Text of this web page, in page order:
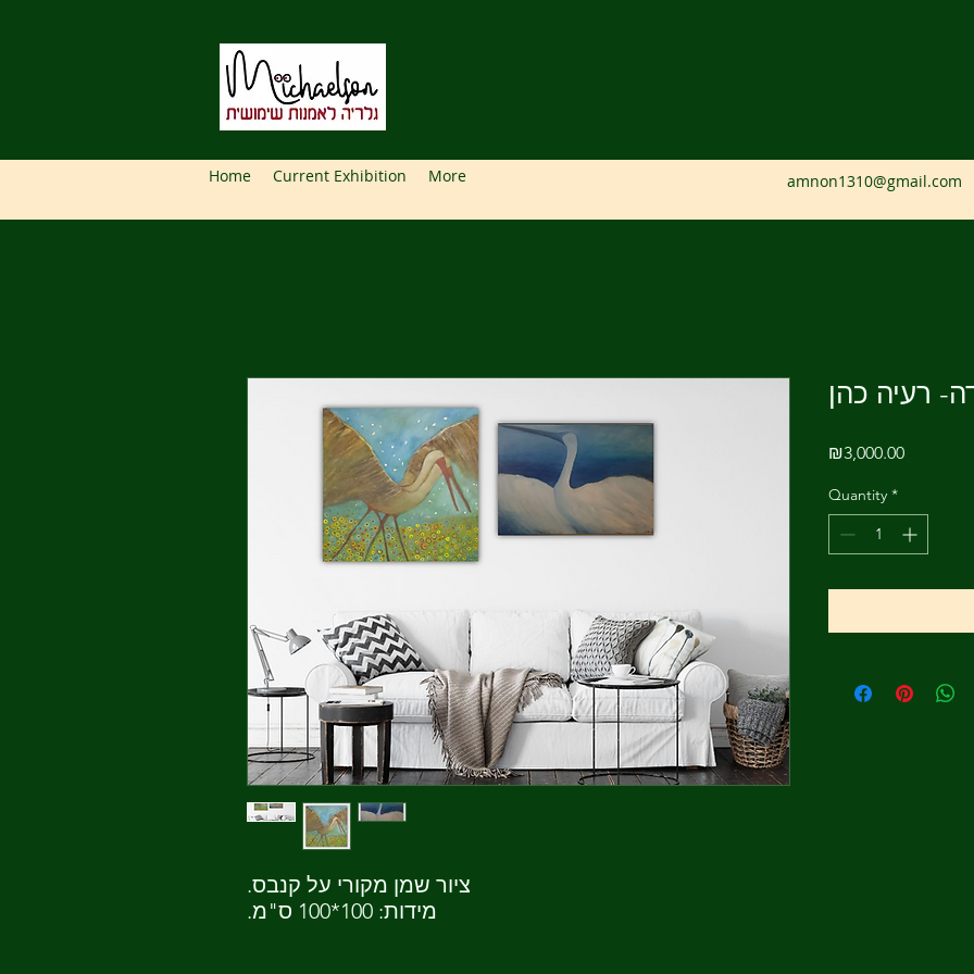
Home Current Exhibition More amnon1310@gmail.com
ציור שמן מקורי על קנבס.
מידות: 100*100 ס"מ.
רעיה כהן
₪3,000.00Price
Quantity *